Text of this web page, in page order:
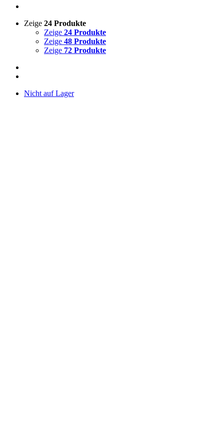
Zeige 24 Produkte
Zeige 24 Produkte
Zeige 48 Produkte
Zeige 72 Produkte
Nicht auf Lager